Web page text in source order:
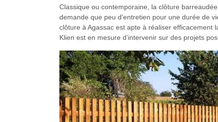
Classique ou contemporaine, la clôture
demande que peu d'entretien pour une durée de
clôture à Agassac est apte à réaliser
Klien est en mesure d’intervenir sur des projets